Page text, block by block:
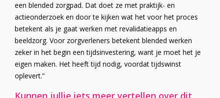
een blended zorgpad. Dat doet ze met praktijk- en
actieonderzoek en door te kijken wat het voor het proces
betekent als je gaat werken met revalidatieapps en
beeldzorg. Voor zorgverleners betekent blended werken
zeker in het begin een tijdsinvestering, want je moet het je
eigen maken. Het heeft tijd nodig, voordat tijdswinst
oplevert.”
Kunnen jullie iets meer vertellen over dit